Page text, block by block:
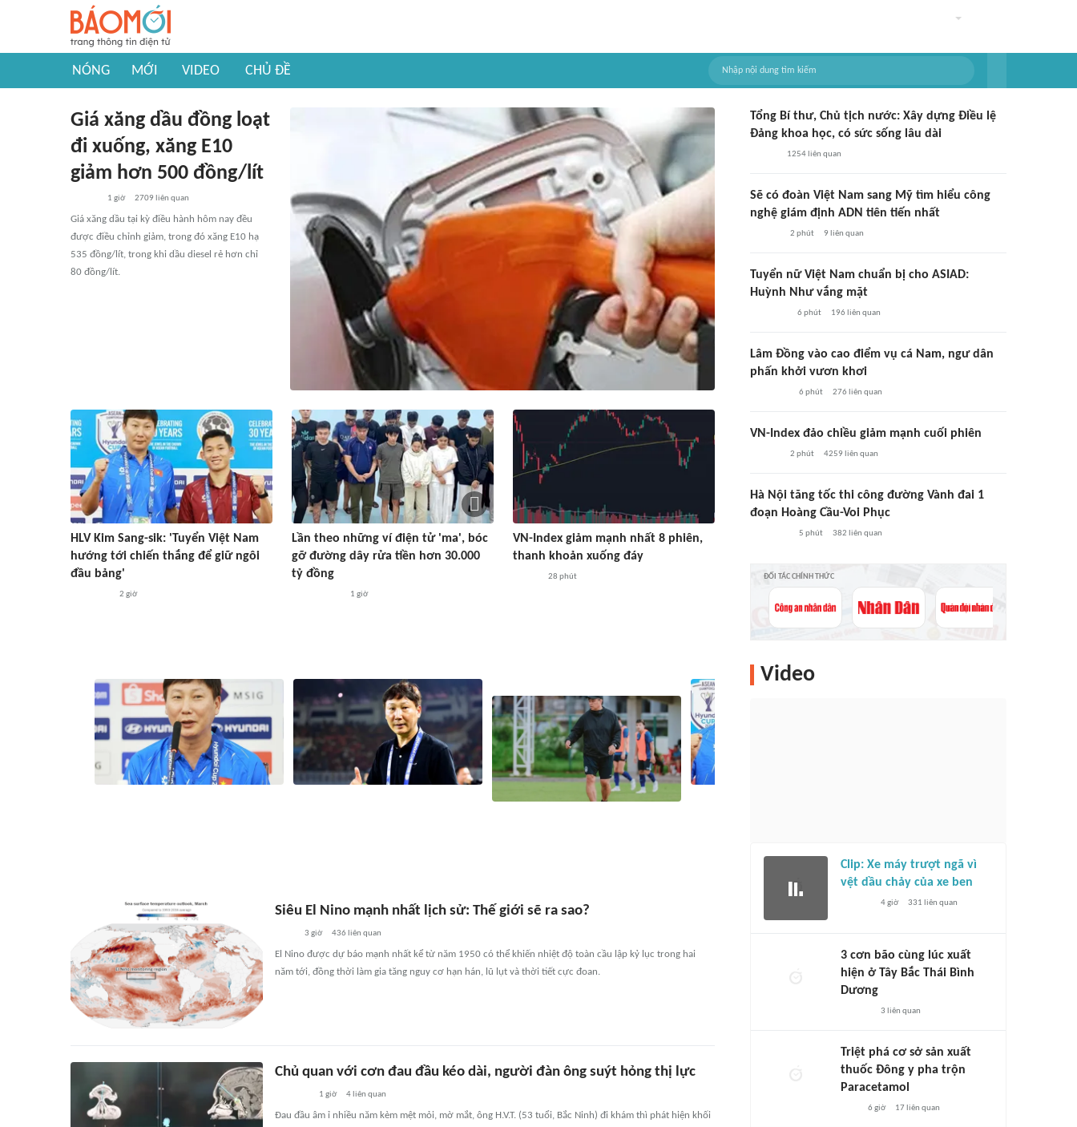
NÓNG MỚI VIDEO CHỦ ĐỀ
Giá xăng dầu đồng loạt
đi xuống, xăng E10
giảm hơn 500 đồng/lít
1 giờ 2709 liên quan
Giá xăng dầu tại kỳ điều hành hôm nay đều
được điều chỉnh giảm, trong đó xăng E10 hạ
535 đồng/lít, trong khi dầu diesel rẻ hơn chỉ
80 đồng/lít.
HLV Kim Sang-sik: 'Tuyển Việt Nam
hướng tới chiến thắng để giữ ngôi
đầu bảng'
2 giờ
Lần theo những ví điện tử 'ma', bóc
gỡ đường dây rửa tiền hơn 30.000
tỷ đồng
1 giờ
VN-Index giảm mạnh nhất 8 phiên,
thanh khoản xuống đáy
28 phút
Siêu El Nino mạnh nhất lịch sử: Thế giới sẽ ra sao?
3 giờ 436 liên quan
El Nino được dự báo mạnh nhất kể từ năm 1950 có thể khiến nhiệt độ toàn cầu lập kỷ lục trong hai
năm tới, đồng thời làm gia tăng nguy cơ hạn hán, lũ lụt và thời tiết cực đoan.
Chủ quan với cơn đau đầu kéo dài, người đàn ông suýt hỏng thị lực
1 giờ 4liên quan
Đau đầu âm ỉ nhiều năm kèm mệt mỏi, mờ mắt, ông H.V.T. (53 tuổi, Bắc Ninh) đi khám thì phát hiện khối
Tổng Bí thư, Chủ tịch nước: Xây dựng Điều lệ
Đảng khoa học, có sức sống lâu dài
1254liên quan
Sẽ có đoàn Việt Nam sang Mỹ tìm hiểu công
nghệ giám định ADN tiên tiến nhất
2 phút 9 liên quan
Tuyển nữ Việt Nam chuẩn bị cho ASIAD:
Huỳnh Như vắng mặt
6 phút 196 liên quan
Lâm Đồng vào cao điểm vụ cá Nam, ngư dân
phấn khởi vươn khơi
6 phút 276 liên quan
VN-Index đảo chiều giảm mạnh cuối phiên
2 phút 4259 liên quan
Hà Nội tăng tốc thi công đường Vành đai 1
đoạn Hoàng Cầu-Voi Phục
5 phút 382 liên quan
ĐỐI TÁC CHÍNH THỨC
Video
Clip: Xe máy trượt ngã vì
vệt dầu chảy của xe ben
4 giờ 331 liên quan
3 cơn bão cùng lúc xuất
hiện ở Tây Bắc Thái Bình
Dương
3 liên quan
Triệt phá cơ sở sản xuất
thuốc Đông y pha trộn
Paracetamol
6 giờ 17liên quan